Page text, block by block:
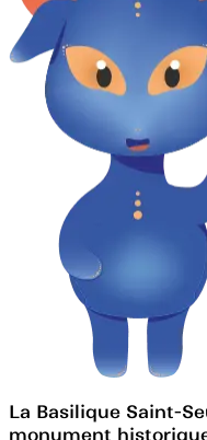
La Basilique Saint-
monument